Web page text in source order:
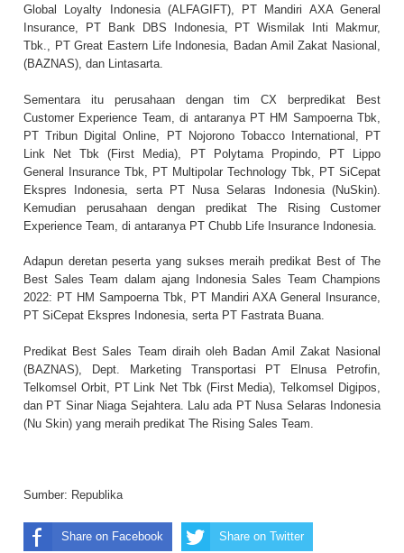
Global Loyalty Indonesia (ALFAGIFT), PT Mandiri AXA General
Insurance, PT Bank DBS Indonesia, PT Wismilak Inti Makmur,
Tbk., PT Great Eastern Life Indonesia, Badan Amil Zakat Nasional,
(BAZNAS), dan Lintasarta.
Sementara itu perusahaan dengan tim CX berpredikat Best
Customer Experience Team, di antaranya PT HM Sampoerna Tbk,
PT Tribun Digital Online, PT Nojorono Tobacco International, PT
Link Net Tbk (First Media), PT Polytama Propindo, PT Lippo
General Insurance Tbk, PT Multipolar Technology Tbk, PT SiCepat
Ekspres Indonesia, serta PT Nusa Selaras Indonesia (NuSkin).
Kemudian perusahaan dengan predikat The Rising Customer
Experience Team, di antaranya PT Chubb Life Insurance Indonesia.
Adapun deretan peserta yang sukses meraih predikat Best of The
Best Sales Team dalam ajang Indonesia Sales Team Champions
2022: PT HM Sampoerna Tbk, PT Mandiri AXA General Insurance,
PT SiCepat Ekspres Indonesia, serta PT Fastrata Buana.
Predikat Best Sales Team diraih oleh Badan Amil Zakat Nasional
(BAZNAS), Dept. Marketing Transportasi PT Elnusa Petrofin,
Telkomsel Orbit, PT Link Net Tbk (First Media), Telkomsel Digipos,
dan PT Sinar Niaga Sejahtera. Lalu ada PT Nusa Selaras Indonesia
(Nu Skin) yang meraih predikat The Rising Sales Team.
Sumber: Republika
Share on Facebook Share on Twitter